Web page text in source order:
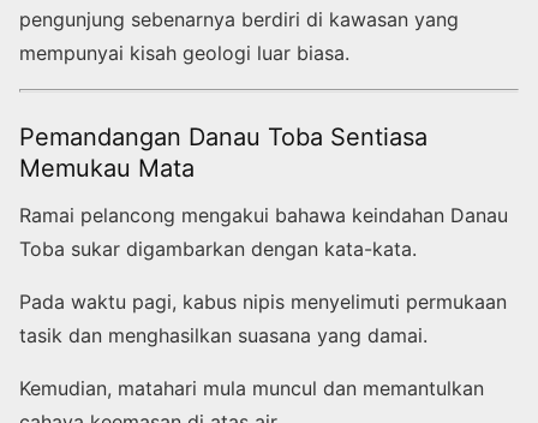
pengunjung sebenarnya berdiri di kawasan yang
mempunyai kisah geologi luar biasa.
Pemandangan Danau Toba Sentiasa
Memukau Mata
Ramai pelancong mengakui bahawa keindahan Danau
Toba sukar digambarkan dengan kata-kata.
Pada waktu pagi, kabus nipis menyelimuti permukaan
tasik dan menghasilkan suasana yang damai.
Kemudian, matahari mula muncul dan memantulkan